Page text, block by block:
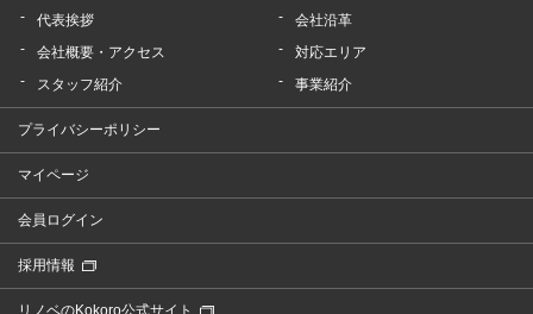
代表挨拶
会社沿革
会社概要・アクセス
対応エリア
スタッフ紹介
事業紹介
プライバシーポリシー
マイページ
会員ログイン
採用情報
リノベのKokoro公式サイト